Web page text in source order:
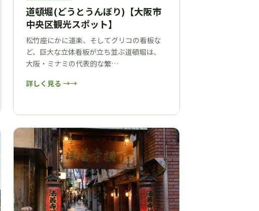
道頓堀(どうとうんぼり)【大阪市
中央区観光スポット】
松竹座にかに道楽、そしてグリコの看板な
ど、巨大な立体看板が立ち並ぶ道頓堀は、
大阪・ミナミの代表的な繁…
詳しく見る →